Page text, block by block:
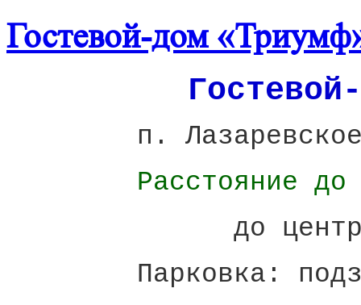
Хороший сайт о Joomla: http://joomla25.ru/rasshirenija/
Гостевой-дом
п.
Расстояние
до
Парковка: